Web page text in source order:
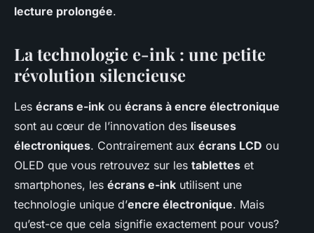
lecture prolongée.
La technologie e-ink : une petite
révolution silencieuse
Les écrans e-ink ou écrans à encre électronique
sont au cœur de l’innovation des liseuses
électroniques. Contrairement aux écrans LCD ou
OLED que vous retrouvez sur les tablettes et
smartphones, les écrans e-ink utilisent une
technologie unique d’encre électronique. Mais
qu’est-ce que cela signifie exactement pour vous?